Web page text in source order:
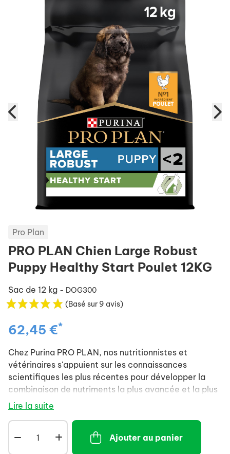
Pro Plan
PRO PLAN Chien Large Robust
Puppy Healthy Start Poulet 12KG
Sac de 12 kg - DOG300
(Basé sur 9 avis)
62,45 €*
Chez Purina PRO PLAN, nos nutritionnistes et
vétérinaires s'appuient sur les connaissances
scientifiques les plus récentes pour développer la
combinaison de nutriments la plus avancée et la plus
efficace pour votre animal.
Lire la suite
Ajouter au panier